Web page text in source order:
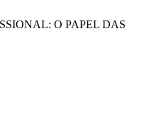
O PAPEL DAS